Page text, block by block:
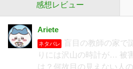
感想レビュー
Ariete
ネタバレ
盲目の教師の家で
りには沢山の時計が… 被
は？何故目の見えない人